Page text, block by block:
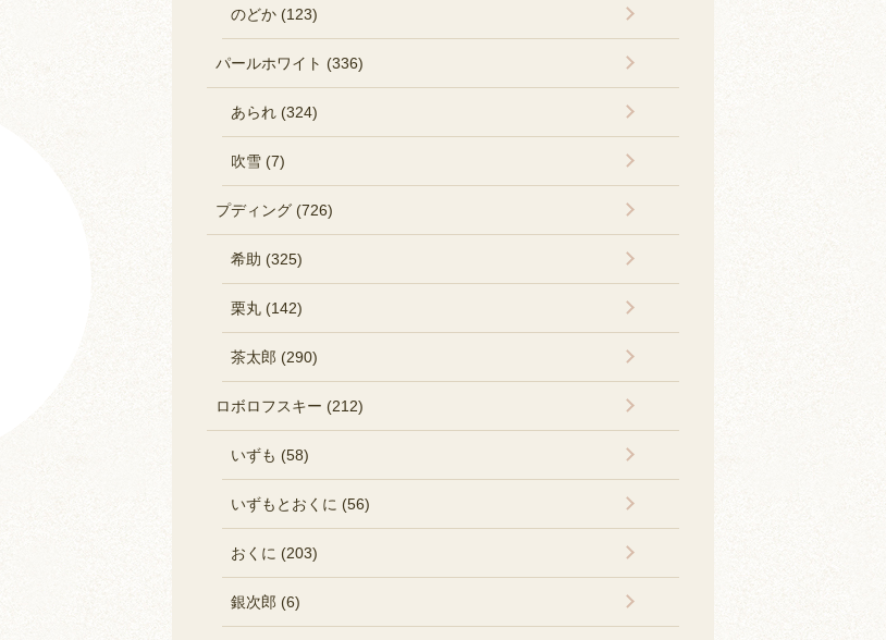
のどか (123)
パールホワイト (336)
あられ (324)
吹雪 (7)
プディング (726)
希助 (325)
栗丸 (142)
茶太郎 (290)
ロボロフスキー (212)
いずも (58)
いずもとおくに (56)
おくに (203)
銀次郎 (6)